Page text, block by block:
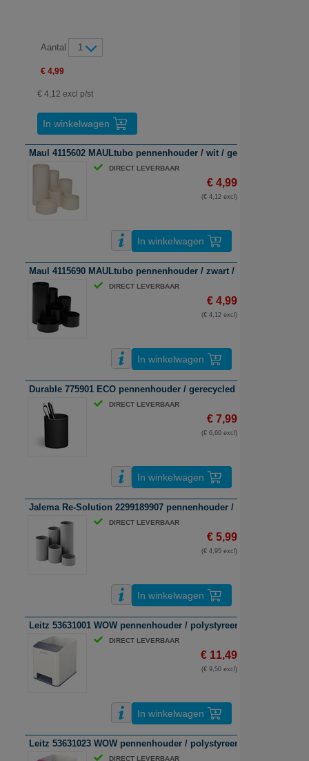
Aantal 1
€ 4,99
€ 4,12 excl p/st
In winkelwagen
Maul 4115602 MAULtubo pennenhouder / wit / gerecycled
DIRECT LEVERBAAR
€ 4,99
(€ 4,12 excl)
In winkelwagen
Maul 4115690 MAULtubo pennenhouder / zwart / gerecycled
DIRECT LEVERBAAR
€ 4,99
(€ 4,12 excl)
In winkelwagen
Durable 775901 ECO pennenhouder / gerecycled plastic / zwart
DIRECT LEVERBAAR
€ 7,99
(€ 6,60 excl)
In winkelwagen
Jalema Re-Solution 2299189907 pennenhouder / polystyreen /
DIRECT LEVERBAAR
€ 5,99
(€ 4,95 excl)
In winkelwagen
Leitz 53631001 WOW pennenhouder / polystyreen / wit
DIRECT LEVERBAAR
€ 11,49
(€ 9,50 excl)
In winkelwagen
Leitz 53631023 WOW pennenhouder / polystyreen / roze & wit / 2
DIRECT LEVERBAAR